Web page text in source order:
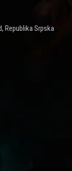
Republika Srpska